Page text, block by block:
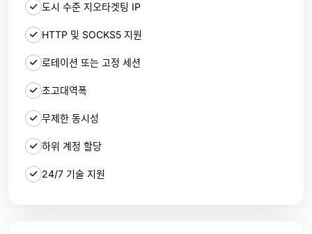
도시 수준 지오타겟팅 IP
HTTP 및 SOCKS5 지원
로테이션 또는 고정 세션
초고대역폭
무제한 동시성
하위 계정 할당
24/7 기술 지원